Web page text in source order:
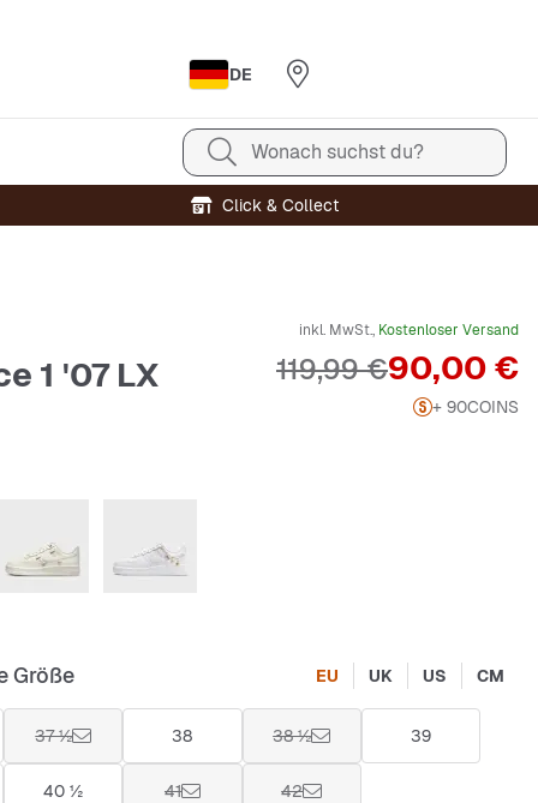
DE
Wonach suchst du?
Click & Collect
1 '07 LX
inkl. MwSt., Kostenloser Versand
Preis
90,00 €
Originalpreis
119,99 €
+ 90COINS
Größe EU UK US CM
37 ½ 38 38 ½ 39
40 ½ 41 42